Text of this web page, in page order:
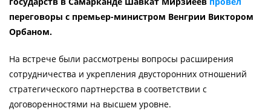
переговоры с премьер-министром Венгрии Виктором
Орбаном.
На встрече были рассмотрены вопросы расширения
сотрудничества и укрепления двусторонних отношений
стратегического партнерства в соответствии с
договоренностями на высшем уровне.